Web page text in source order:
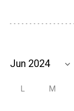
L M